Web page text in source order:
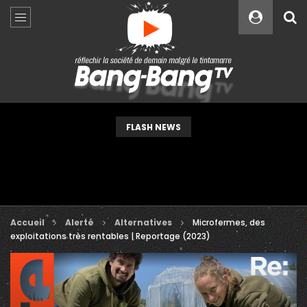
FLASH NEWS
Accueil Alerté Alternatives
Microfermes, des
exploitations très rentables | Reportage (2023)
Custom Amount
VEUILLEZ PATIENTER...